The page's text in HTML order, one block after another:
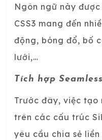
Ngôn ngữ này
CSS3 mang đến
động, bóng đổ, bố
lưới,…
Tích hợp Seamless
Trước đây, việc tạo
trên các cấu trúc
yêu cầu chia sẻ